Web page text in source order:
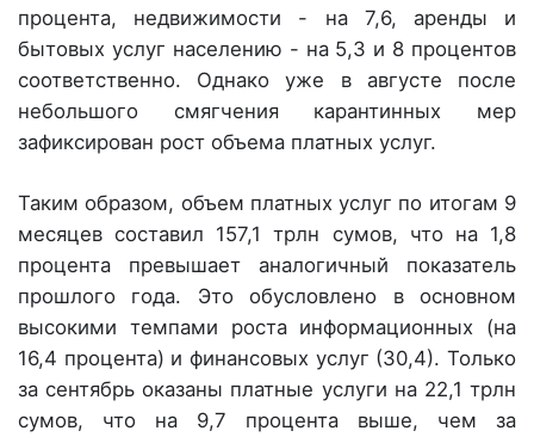
процента, недвижимости - на 7,6, аренды и
бытовых услуг населению - на 5,3 и 8 процентов
соответственно. Однако уже в августе после
небольшого смягчения карантинных мер
зафиксирован рост объема платных услуг.
Таким образом, объем платных услуг по итогам 9
месяцев составил 157,1 трлн сумов, что на 1,8
процента превышает аналогичный показатель
прошлого года. Это обусловлено в основном
высокими темпами роста информационных (на
16,4 процента) и финансовых услуг (30,4). Только
за сентябрь оказаны платные услуги на 22,1 трлн
сумов, что на 9,7 процента выше, чем за